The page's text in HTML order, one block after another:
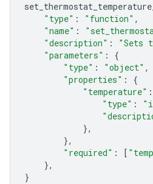
"type" : "function" ,
"name" :
"description" :
"Sets
"parameters" :
{
"type" : "object" ,
"properties" :
{
"temperature" :
"type" :
},
},
"required" : [
},
}